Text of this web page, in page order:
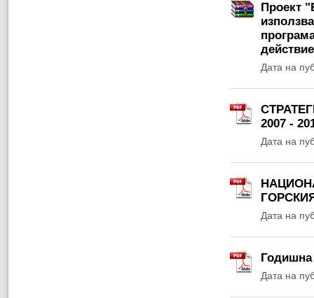
Проект
Дата на
2007 -
Дата на
Дата на
Годишна
Дата на